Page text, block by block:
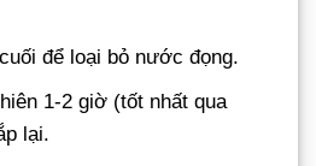
để loại bỏ nước đọng.
1-2 giờ (tốt nhất qua
lại.